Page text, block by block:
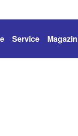
Service Magazin